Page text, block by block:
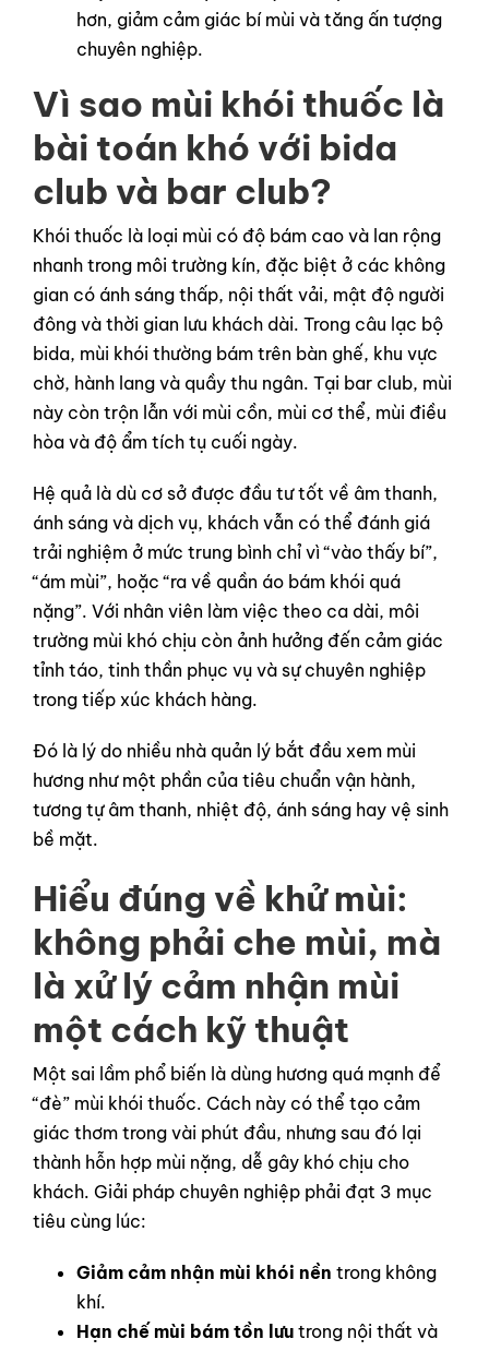
hơn, giảm cảm giác bí mùi và tăng ấn tượng
chuyên nghiệp.
Vì sao mùi khói thuốc là
bài toán khó với bida
club và bar club?
Khói thuốc là loại mùi có độ bám cao và lan rộng
nhanh trong môi trường kín, đặc biệt ở các không
gian có ánh sáng thấp, nội thất vải, mật độ người
đông và thời gian lưu khách dài. Trong câu lạc bộ
bida, mùi khói thường bám trên bàn ghế, khu vực
chờ, hành lang và quầy thu ngân. Tại bar club, mùi
này còn trộn lẫn với mùi cồn, mùi cơ thể, mùi điều
hòa và độ ẩm tích tụ cuối ngày.
Hệ quả là dù cơ sở được đầu tư tốt về âm thanh,
ánh sáng và dịch vụ, khách vẫn có thể đánh giá
trải nghiệm ở mức trung bình chỉ vì “vào thấy bí”,
“ám mùi”, hoặc “ra về quần áo bám khói quá
nặng”. Với nhân viên làm việc theo ca dài, môi
trường mùi khó chịu còn ảnh hưởng đến cảm giác
tỉnh táo, tinh thần phục vụ và sự chuyên nghiệp
trong tiếp xúc khách hàng.
Đó là lý do nhiều nhà quản lý bắt đầu xem mùi
hương như một phần của tiêu chuẩn vận hành,
tương tự âm thanh, nhiệt độ, ánh sáng hay vệ sinh
bề mặt.
Hiểu đúng về khử mùi:
không phải che mùi, mà
là xử lý cảm nhận mùi
một cách kỹ thuật
Một sai lầm phổ biến là dùng hương quá mạnh để
“đè” mùi khói thuốc. Cách này có thể tạo cảm
giác thơm trong vài phút đầu, nhưng sau đó lại
thành hỗn hợp mùi nặng, dễ gây khó chịu cho
khách. Giải pháp chuyên nghiệp phải đạt 3 mục
tiêu cùng lúc:
Giảm cảm nhận mùi khói nền trong không
khí.
Hạn chế mùi bám tồn lưu trong nội thất và